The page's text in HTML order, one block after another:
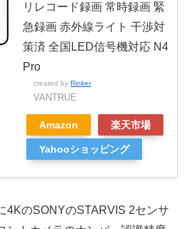
リレコード録画 常時録画 緊
急録画 赤外線ライト 干渉対
策済 全国LED信号機対応 N4
Pro
created by Rinker
VANTRUE
Amazon 楽天市場
Yahooショッピング
4KのSONYのSTARVIS 2センサ